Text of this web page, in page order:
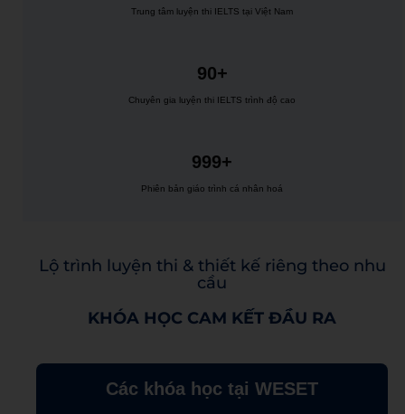
Trung tâm luyện thi IELTS tại Việt Nam
90+
Chuyên gia luyện thi IELTS trình độ cao
999+
Phiên bản giáo trình cá nhân hoá
Lộ trình luyện thi & thiết kế riêng theo nhu
cầu
KHÓA HỌC CAM KẾT ĐẦU RA
Các khóa học tại WESET